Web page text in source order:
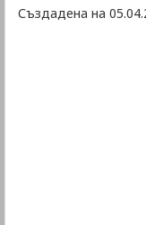
Създадена на